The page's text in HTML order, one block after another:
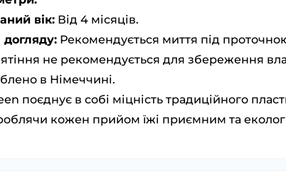
вік: Від 4 місяців.
догляду: Рекомендується миття під
не рекомендується для збереження
в Німеччині.
поєднує в собі міцність традиційного
кожен прийом їжі приємним та